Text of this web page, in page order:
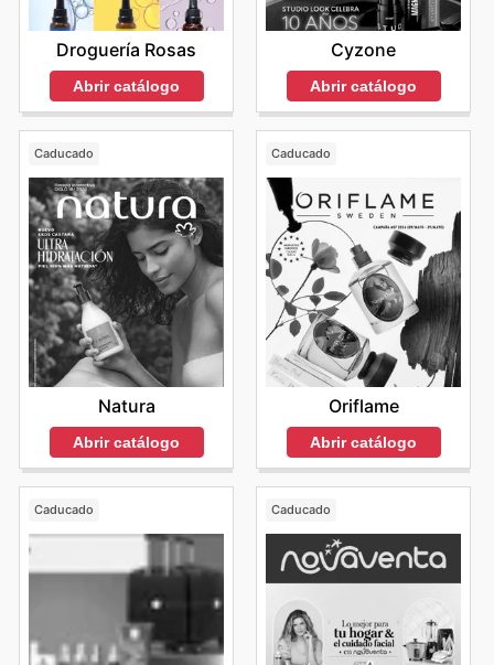
Droguería Rosas
Abrir catálogo
Cyzone
Abrir catálogo
Caducado
Natura
Abrir catálogo
Caducado
Oriflame
Abrir catálogo
Caducado Caducado